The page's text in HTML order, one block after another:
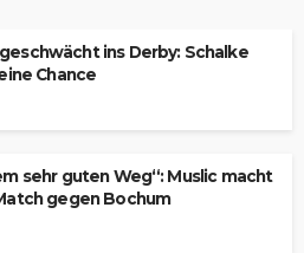
ins Derby: Schalke
Chance
sehr guten Weg“: Muslic macht
gegen Bochum